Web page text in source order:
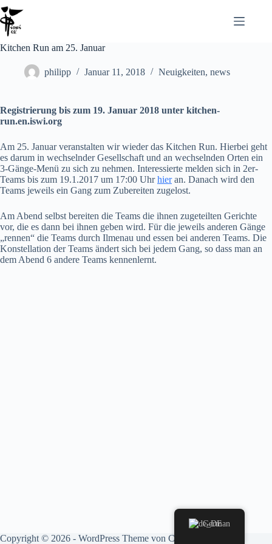
Zum
Inhalt
springen
Kitchen Run am 25. Januar
philipp Januar 11, 2018 Neuigkeiten, news
Registrierung bis zum 19. Januar 2018 unter kitchen-
run.en.iswi.org
Am 25. Januar veranstalten wir wieder das Kitchen Run. Hierbei geht
es darum in wechselnder Gesellschaft und an wechselnden Orten ein
3-Gänge-Menü zu sich zu nehmen. Interessierte melden sich in 2er-
Teams bis zum 19.1.2017 um 17:00 Uhrhieran. Danach wird den
Teams jeweils ein Gang zum Zubereiten zugelost.
Am Abend selbst bereiten die Teams die ihnen zugeteilten Gerichte
vor, die es dann bei ihnen geben wird. Für die jeweils anderen Gänge
„rennen“ die Teams durch Ilmenau und essen bei anderen Teams. Die
Konstellation der Teams ändert sich bei jedem Gang, so dass man an
dem Abend 6 andere Teams kennenlernt.
Copyright © 2026 - WordPress Theme von CreativeThemes
German